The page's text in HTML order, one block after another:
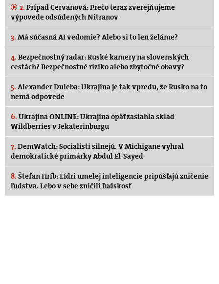
2. Prípad Cervanová: Prečo teraz zverejňujeme
výpovede odsúdených Nitranov
3. Má súčasná AI vedomie? Alebo si to len želáme?
4. Bezpečnostný radar: Ruské kamery na slovenských
cestách? Bezpečnostné riziko alebo zbytočné obavy?
5. Alexander Duleba: Ukrajina je tak vpredu, že Rusko na to
nemá odpovede
6. Ukrajina ONLINE: Ukrajina opäť zasiahla sklad
Wildberries v Jekaterinburgu
7. DemWatch: Socialisti silnejú. V Michigane vyhral
demokratické primárky Abdul El-Sayed
8. Štefan Hríb: Lídri umelej inteligencie pripúšťajú zničenie
ľudstva. Lebo v sebe zničili ľudskosť